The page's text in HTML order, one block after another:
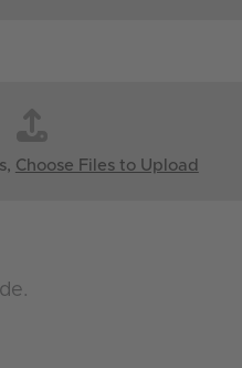
Choose Files to Upload